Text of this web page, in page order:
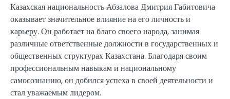
Казахская национальность Абзалова Дмитрия Габитовича
оказывает значительное влияние на его личность и
карьеру. Он работает на благо своего народа, занимая
различные ответственные должности в государственных и
общественных структурах Казахстана. Благодаря своим
профессиональным навыкам и национальному
самосознанию, он добился успеха в своей деятельности и
стал уважаемым лидером.